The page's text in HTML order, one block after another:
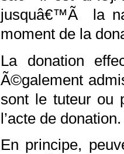
jusquâ€™Ã la
moment de la
La donation
Ã©galement
sont le tuteur ou
l’acte de donation.
En principe,